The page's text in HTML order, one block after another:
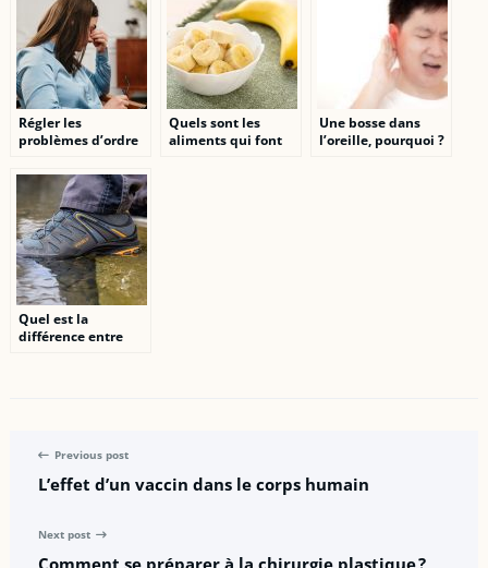
Régler les
problèmes d’ordre
émotionnel grâce à
la bioénergie
Quels sont les
aliments qui font
Une bosse dans
l’oreille, pourquoi ?
Quel est la
différence entre
Previous post
L’effet d’un vaccin dans le corps humain
Next post
Comment se préparer à la chirurgie plastique ?